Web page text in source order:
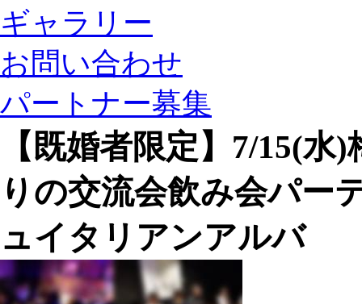
ギャラリー
お問い合わせ
パートナー募集
【既婚者限定】7/15(
りの交流会飲み会パー
ュイタリアンアルバ